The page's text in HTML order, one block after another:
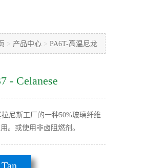
> 产品中心 > PA6T-高温尼龙
- Celanese
拉尼斯工厂的一种50%玻璃纤维
。或使用非卤阻燃剂。